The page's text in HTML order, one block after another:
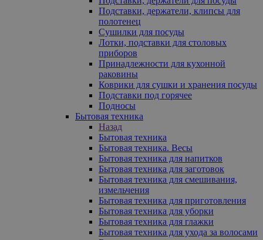
Подставки, держатели, клипсы для
полотенец
Сушилки для посуды
Лотки, подставки для столовых
приборов
Принадлежности для кухонной
раковины
Коврики для сушки и хранения посуды
Подставки под горячее
Подносы
Бытовая техника
Назад
Бытовая техника
Бытовая техника. Весы
Бытовая техника для напитков
Бытовая техника для заготовок
Бытовая техника для смешивания,
измельчения
Бытовая техника для приготовления
Бытовая техника для уборки
Бытовая техника для глажки
Бытовая техника для ухода за волосами